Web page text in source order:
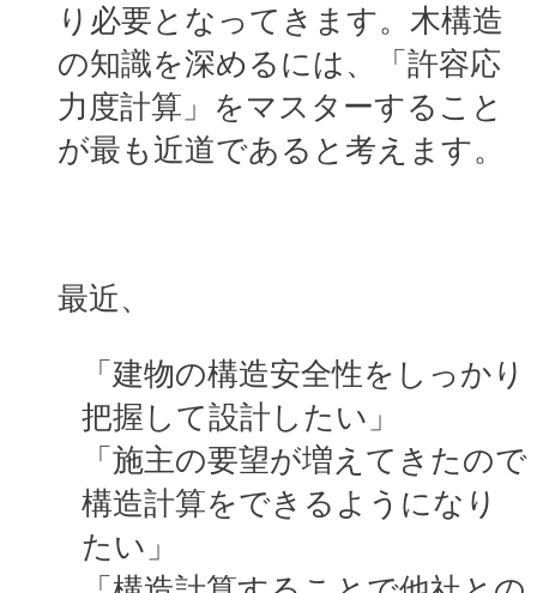
り必要となってきます。木構造
の知識を深めるには、「許容応
力度計算」をマスターすること
が最も近道であると考えます。
最近、
「建物の構造安全性をしっかり
把握して設計したい」
「施主の要望が増えてきたので
構造計算をできるようになり
たい」